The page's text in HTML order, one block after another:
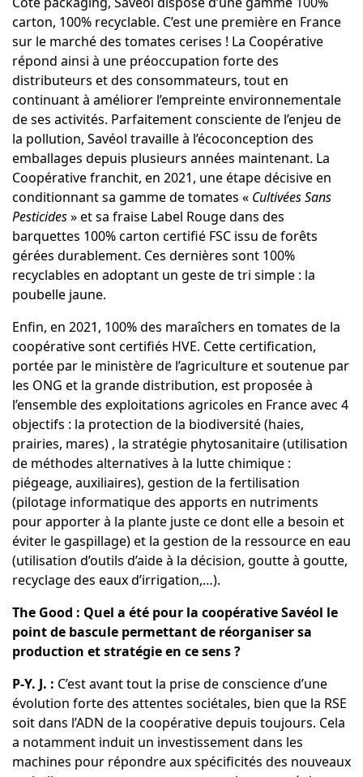
carton, 100% recyclable. C’est une première en France
sur le marché des tomates cerises ! La Coopérative
répond ainsi à une préoccupation forte des
distributeurs et des consommateurs, tout en
continuant à améliorer l’empreinte environnementale
de ses activités. Parfaitement consciente de l’enjeu de
la pollution, Savéol travaille à l’écoconception des
emballages depuis plusieurs années maintenant. La
Coopérative franchit, en 2021, une étape décisive en
conditionnant sa gamme de tomates « Cultivées Sans
Pesticides» et sa fraise Label Rouge dans des
barquettes 100% carton certifié FSC issu de forêts
gérées durablement. Ces dernières sont 100%
recyclables en adoptant un geste de tri simple : la
poubelle jaune.
Enfin, en 2021, 100% des maraîchers en tomates de la
coopérative sont certifiés HVE. Cette certification,
portée par le ministère de l’agriculture et soutenue par
les ONG et la grande distribution, est proposée à
l’ensemble des exploitations agricoles en France avec 4
objectifs : la protection de la biodiversité (haies,
prairies, mares) , la stratégie phytosanitaire (utilisation
de méthodes alternatives à la lutte chimique :
piégeage, auxiliaires), gestion de la fertilisation
(pilotage informatique des apports en nutriments
pour apporter à la plante juste ce dont elle a besoin et
éviter le gaspillage) et la gestion de la ressource en eau
(utilisation d’outils d’aide à la décision, goutte à goutte,
recyclage des eaux d’irrigation,…).
The Good : Quel a été pour la coopérative Savéol le
point de bascule permettant de réorganiser sa
production et stratégie en ce sens ?
P-Y. J. : C’est avant tout la prise de conscience d’une
évolution forte des attentes sociétales, bien que la RSE
soit dans l’ADN de la coopérative depuis toujours. Cela
a notamment induit un investissement dans les
machines pour répondre aux spécificités des nouveaux